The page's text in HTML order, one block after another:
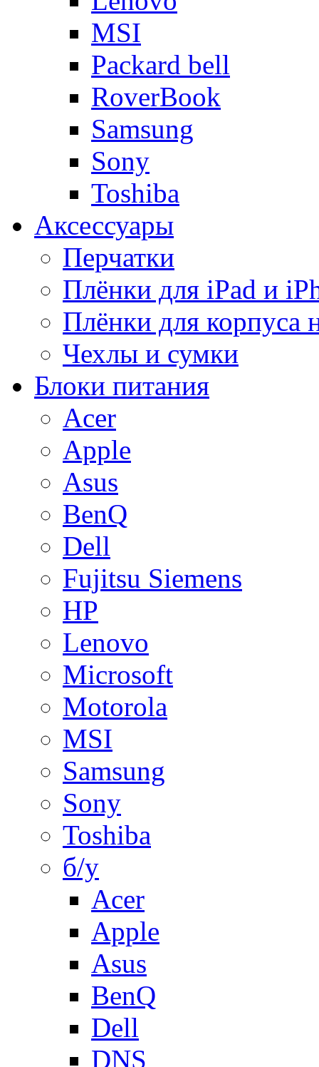
MSI
Packard bell
RoverBook
Samsung
Sony
Toshiba
Аксессуары
Перчатки
Плёнки для iPad и
Плёнки для корпуса
Чехлы и сумки
Блоки питания
Acer
Apple
Asus
BenQ
Dell
Fujitsu Siemens
HP
Lenovo
Microsoft
Motorola
MSI
Samsung
Sony
Toshiba
б/у
Acer
Apple
Asus
BenQ
Dell
DNS